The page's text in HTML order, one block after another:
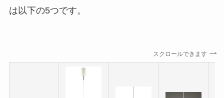
は以下の5つです。
スクロールできます